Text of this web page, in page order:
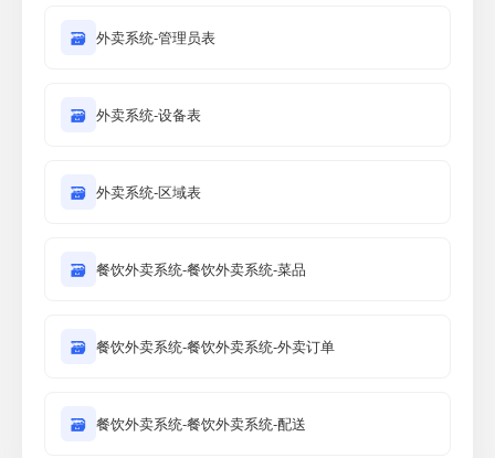
🗃 外卖系统-管理员表
🗃 外卖系统-设备表
🗃 外卖系统-区域表
🗃 餐饮外卖系统-餐饮外卖系统-菜品
🗃 餐饮外卖系统-餐饮外卖系统-外卖订单
🗃 餐饮外卖系统-餐饮外卖系统-配送